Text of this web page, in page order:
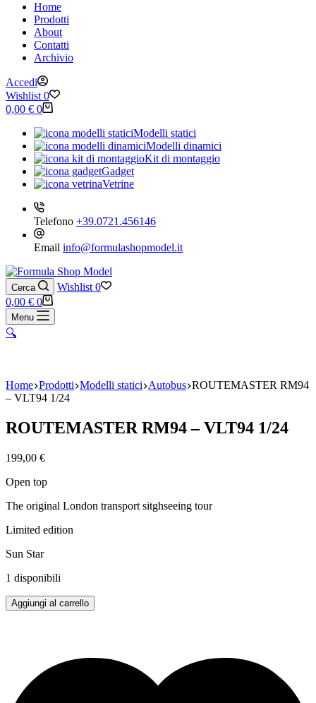
risultatoHome
Prodotti
About
Contatti
Archivio
Accedi
Wishlist 0
Carrello
0,00 € 0
Modelli statici
Modelli dinamici
Kit di montaggio
Gadget
Vetrine
Telefono +39.0721.456146
Email info@formulashopmodel.it
Cerca Wishlist 0
Carrello
0,00 € 0
Menu
🔍
Home Prodotti Modelli statici Autobus ROUTEMASTER RM94
– VLT94 1/24
ROUTEMASTER RM94 – VLT94 1/24
199,00 €
Open top
The original London transport sitghseeing tour
Limited edition
Sun Star
1 disponibili
ROUTEMASTER
RM94
Aggiungi al carrello